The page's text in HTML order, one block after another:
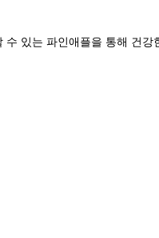
있는 파인애플을 통해 건강